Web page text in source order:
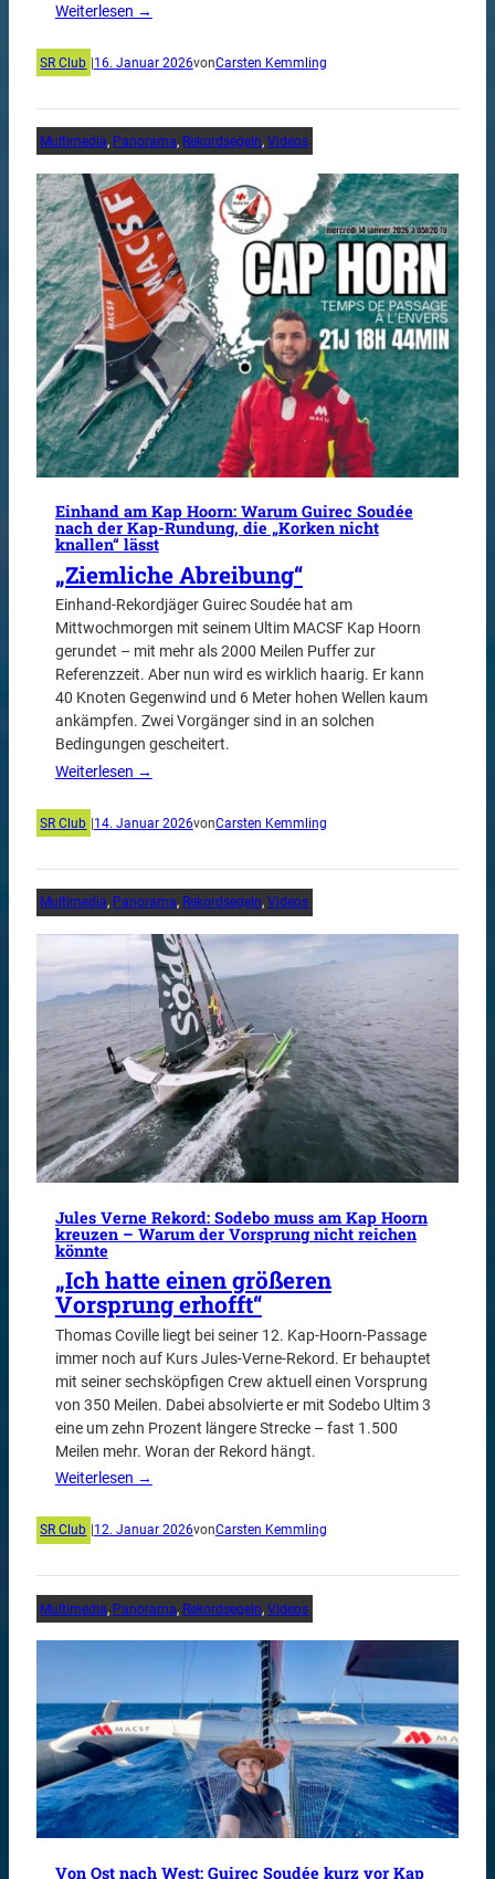
Weiterlesen →
SR Club |16. Januar 2026vonCarsten Kemmling
Multimedia, Panorama, Rekordsegeln, Videos
Einhand am Kap Hoorn: Warum Guirec Soudée
nach der Kap-Rundung, die „Korken nicht
knallen“ lässt
„Ziemliche Abreibung“
Einhand-Rekordjäger Guirec Soudée hat am
Mittwochmorgen mit seinem Ultim MACSF Kap Hoorn
gerundet – mit mehr als 2000 Meilen Puffer zur
Referenzzeit. Aber nun wird es wirklich haarig. Er kann
40 Knoten Gegenwind und 6 Meter hohen Wellen kaum
ankämpfen. Zwei Vorgänger sind in an solchen
Bedingungen gescheitert.
Weiterlesen →
SR Club |14. Januar 2026vonCarsten Kemmling
Multimedia, Panorama, Rekordsegeln, Videos
Jules Verne Rekord: Sodebo muss am Kap Hoorn
kreuzen – Warum der Vorsprung nicht reichen
könnte
„Ich hatte einen größeren
Vorsprung erhofft“
Thomas Coville liegt bei seiner 12. Kap-Hoorn-Passage
immer noch auf Kurs Jules-Verne-Rekord. Er behauptet
mit seiner sechsköpfigen Crew aktuell einen Vorsprung
von 350 Meilen. Dabei absolvierte er mit Sodebo Ultim 3
eine um zehn Prozent längere Strecke – fast 1.500
Meilen mehr. Woran der Rekord hängt.
Weiterlesen →
SR Club 12. Januar 2026vonCarsten Kemmling
Multimedia, Panorama, Rekordsegeln, Videos
Von Ost nach West: Guirec Soudée kurz vor Kap